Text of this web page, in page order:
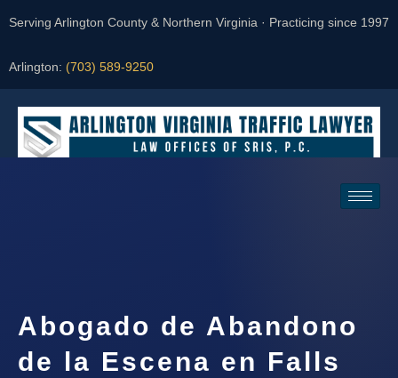
Serving Arlington County & Northern Virginia · Practicing since 1997
Arlington: (703) 589-9250
Abogado de Abandono
de la Escena en Falls